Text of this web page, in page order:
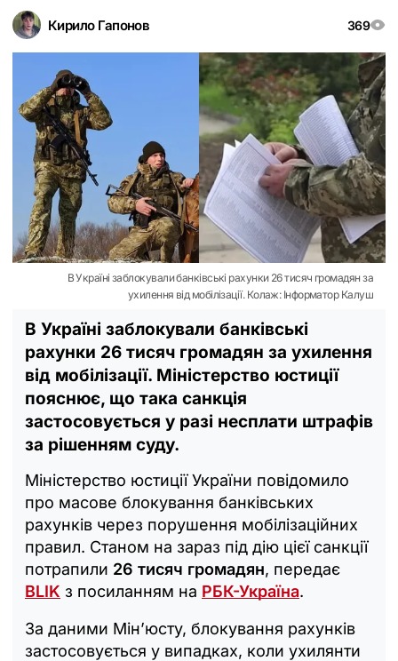
Кирило Гапонов 369
В Україні заблокували банківські рахунки 26 тисяч громадян за
ухилення від мобілізації. Колаж: Інформатор Калуш
В Україні заблокували банківські
рахунки 26 тисяч громадян за ухилення
від мобілізації. Міністерство юстиції
пояснює, що така санкція
застосовується у разі несплати штрафів
за рішенням суду.
Міністерство юстиції України повідомило
про масове блокування банківських
рахунків через порушення мобілізаційних
правил. Станом на зараз під дію цієї санкції
потрапили 26 тисяч громадян, передає
BLIK з посиланням на РБК-Україна.
За даними Мін’юсту, блокування рахунків
застосовується у випадках, коли ухилянти